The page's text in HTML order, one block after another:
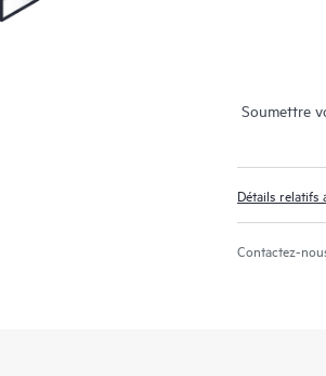
Soumettre
Détails relatifs
Contactez-